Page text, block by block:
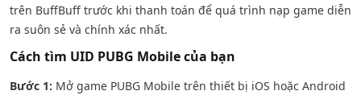
trên BuffBuff trước khi thanh toán để quá trình nạp game diễn
ra suôn sẻ và chính xác nhất.
Cách tìm UID PUBG Mobile của bạn
Bước 1: Mở game PUBG Mobile trên thiết bị iOS hoặc Android